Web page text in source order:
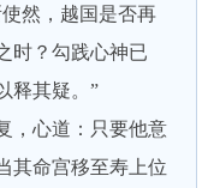
然，越国是否再
时？勾践心神已
释其疑。”
心道：只要他意
其命宫移至寿上位